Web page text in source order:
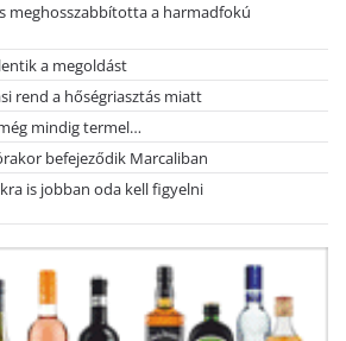
meghosszabbította a harmadfokú
a megoldást
rend a hőségriasztás miatt
mindig termel…
befejeződik Marcaliban
is jobban oda kell figyelni